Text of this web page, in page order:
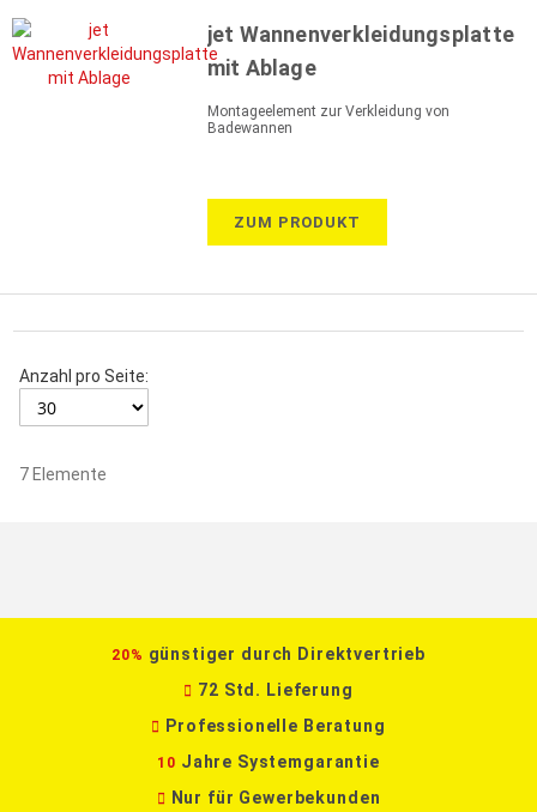
jet Wannenverkleidungsplatte
mit Ablage
Montageelement zur Verkleidung von
Badewannen
ZUM PRODUKT
Anzahl pro Seite:
7 Elemente
20% günstiger durch Direktvertrieb
72 Std. Lieferung
Professionelle Beratung
10 Jahre Systemgarantie
Nur für Gewerbekunden